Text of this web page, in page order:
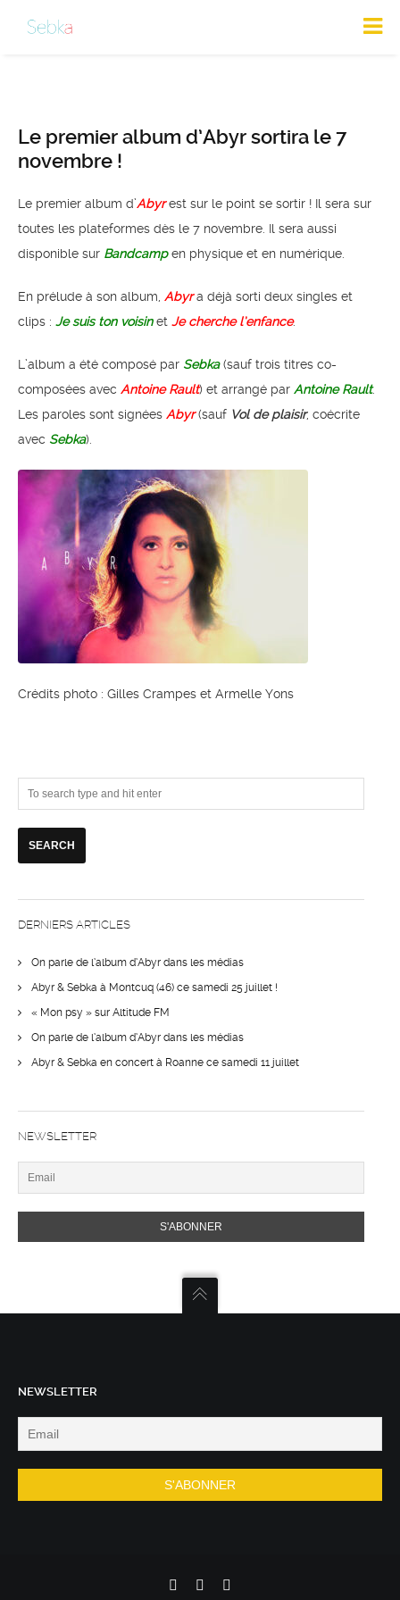
Le premier album d’Abyr sortira le 7
novembre !
Le premier album d’Abyrest sur le point se sortir ! Il sera sur
toutes les plateformes dès le 7 novembre. Il sera aussi
disponible sur Bandcampen physique et en numérique.
En prélude à son album, Abyra déjà sorti deux singles et
clips : Je suis ton voisinet Je cherche l’enfance.
L’album a été composé par Sebka(sauf trois titres co-
composées avec Antoine Rault) et arrangé par Antoine Rault.
Les paroles sont signées Abyr(sauf Vol de plaisir, coécrite
avec Sebka).
Crédits photo : Gilles Crampes et Armelle Yons
DERNIERS ARTICLES
On parle de l’album d’Abyr dans les médias
Abyr & Sebka à Montcuq (46) ce samedi 25 juillet !
« Mon psy » sur Altitude FM
On parle de l’album d’Abyr dans les médias
Abyr & Sebka en concert à Roanne ce samedi 11 juillet
NEWSLETTER
NEWSLETTER